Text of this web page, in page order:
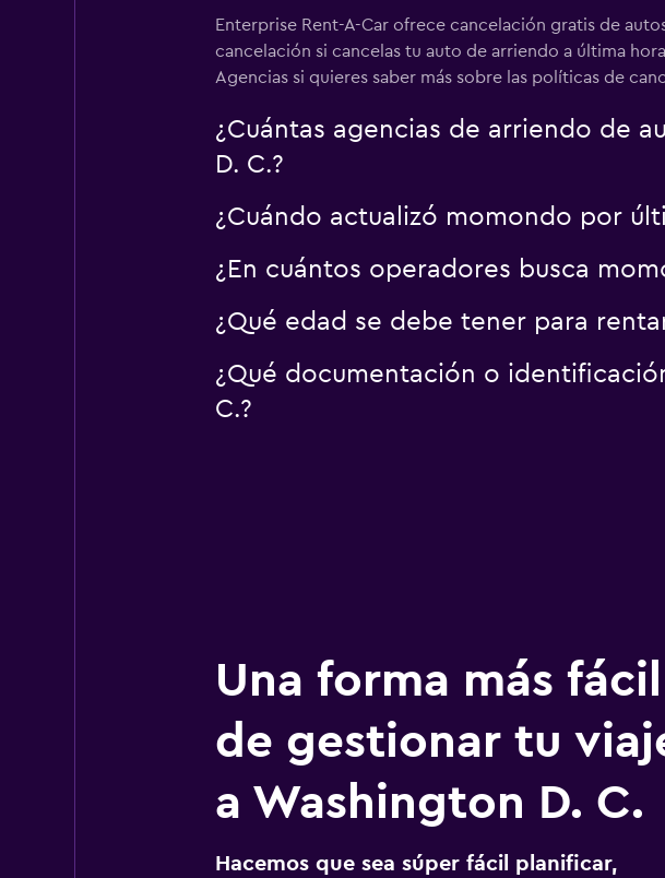
Enterprise Rent-A-Car ofrece cancelación gratis de
cancelación si cancelas tu auto de arriendo a última
Agencias si quieres saber más sobre las políticas de
¿Cuántas agencias de arriendo de
D. C.?
¿Cuándo actualizó momondo por
¿En cuántos operadores busca
¿Qué edad se debe tener para
¿Qué documentación o
C.?
Una forma más fácil
de gestionar tu
a Washington D. C.
Hacemos que sea súper fácil planificar,